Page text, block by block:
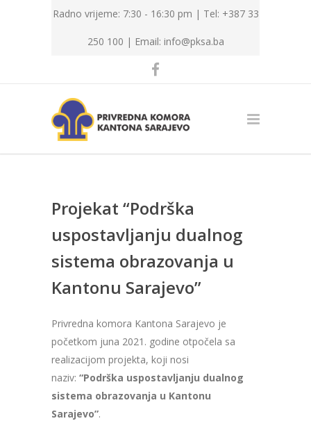
Radno vrijeme: 7:30 - 16:30 pm | Tel: +387 33
250 100 | Email: info@pksa.ba
Projekat “Podrška
uspostavljanju dualnog
sistema obrazovanja u
Kantonu Sarajevo”
Privredna komora Kantona Sarajevo je
početkom juna 2021. godine otpočela sa
realizacijom projekta, koji nosi
naziv: “Podrška uspostavljanju dualnog
sistema obrazovanja u Kantonu
Sarajevo”.